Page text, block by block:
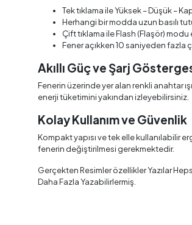
Tek tıklama ile Yüksek – Düşük –
Herhangi bir modda uzun basılı
Çift tıklama ile Flash (Flaşör)
Fener açıkken 10 saniyeden fazla
Akıllı Güç ve Şarj
Fenerin üzerinde yer alan renkli anahtar
enerji tüketimini yakından izleyebilirsiniz.
Kolay Kullanım ve Güvenlik
Kompakt yapısı ve tek elle kullanılabilir
fenerin değiştirilmesi gerekmektedir.
Gerçekten Resimler özellikler Yazılar
Daha Fazla Yazabilirlermiş.